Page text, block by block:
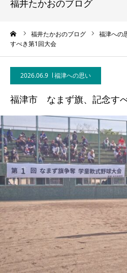
福井たかおのブログ
福井たかおのブログ 福津への
すべき第1回大会
2026.06.9 福津への思い
福津市 なまず旗、記念す